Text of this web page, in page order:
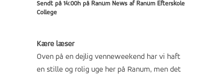
Sendt på 14:00h på Ranum News af Ranum Efterskole
College
Kære læser
Oven på en dejlig venneweekend har vi haft
en stille og rolig uge her på Ranum, men det